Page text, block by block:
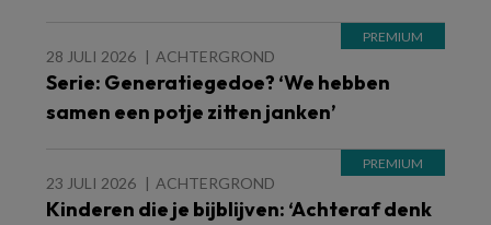
28 JULI 2026 ACHTERGROND
Serie: Generatiegedoe? ‘We hebben
samen een potje zitten janken’
23 JULI 2026 ACHTERGROND
Kinderen die je bijblijven: ‘Achteraf denk